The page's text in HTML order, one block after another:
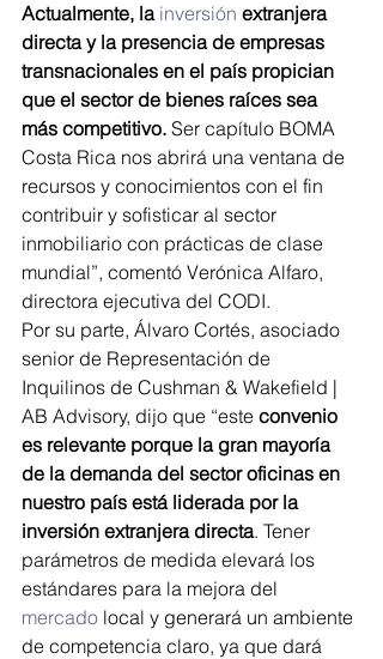
Actualmente, la inversión extranjera
directa y la presencia de empresas
transnacionales en el país propician
que el sector de bienes raíces sea
más competitivo. Ser capítulo BOMA
Costa Rica nos abrirá una ventana de
recursos y conocimientos con el fin
contribuir y sofisticar al sector
inmobiliario con prácticas de clase
mundial”, comentó Verónica Alfaro,
directora ejecutiva del CODI.
Por su parte, Álvaro Cortés, asociado
senior de Representación de
Inquilinos de Cushman & Wakefield |
AB Advisory, dijo que “este convenio
es relevante porque la gran mayoría
de la demanda del sector oficinas en
nuestro país está liderada por la
inversión extranjera directa. Tener
parámetros de medida elevará los
estándares para la mejora del
mercado local y generará un ambiente
de competencia claro, ya que dará